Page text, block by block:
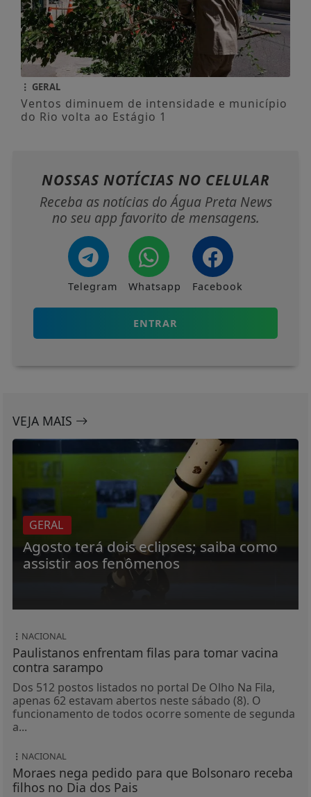
GERAL
Ventos diminuem de intensidade e município
do Rio volta ao Estágio 1
NOSSAS NOTÍCIAS NO CELULAR
Receba as notícias do Água Preta News
no seu app favorito de mensagens.
Telegram Whatsapp Facebook
ENTRAR
VEJA MAIS
GERAL
Agosto terá dois eclipses; saiba como
assistir aos fenômenos
NACIONAL
Paulistanos enfrentam filas para tomar vacina
contra sarampo
Dos 512 postos listados no portal De Olho Na Fila,
apenas 62 estavam abertos neste sábado (8). O
funcionamento de todos ocorre somente de segunda
a...
NACIONAL
Moraes nega pedido para que Bolsonaro receba
filhos no Dia dos Pais